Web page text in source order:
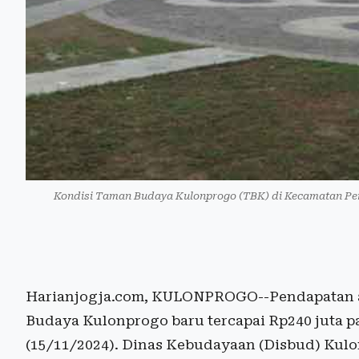
Kondisi Taman Budaya Kulonprogo (TBK) di Kecamatan
Harianjogja.com, KULONPROGO--
Budaya Kulonprogo baru tercapai Rp240 juta
(15/11/2024). Dinas Kebudayaan (Disbud)